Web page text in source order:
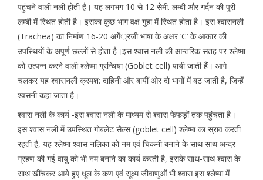
पहुंचने वाली नली होती है। यह लगभग 10 से 12 सेमी. लम्बी और गर्दन की पूरी
लम्बी में स्थित होती है। इसका कुछ भाग वक्ष गुहा में स्थित होता है। इस श्वासनली
(Trachea) का निर्माण 16-20 अगें्रजी भाषा के अक्षर ‘C’ के आकार की
उपस्थियों के अपूर्ण छल्लों से होता है।इस श्वास नली की आन्तरिक सतह पर श्लेष्मा
को उत्पन्न करने वाली श्लेष्मा ग्रन्थिया (Goblet cell) पायी जाती हैं। आगे
चलकर यह श्वासनली क्रमश: दाहिनी और बायीं ओर दो भागों में बट जाती है, जिन्हें
श्वसनी कहा जाता है।
श्वास नली के कार्य -इस श्वास नली के माध्यम से श्वास फेफड़ों तक पहुंचता है।
इस श्वास नली में उपस्थित गोबलेट सैल्स (goblet cell) श्लेष्मा का स्राव करती
रहती है, यह श्लेष्मा श्वास नलिका को नम एवं चिकनी बनाने के साथ साथ अन्दर
ग्रहण की गई वायु को भी नम बनाने का कार्य करती है, इसके साथ-साथ श्वास के
साथ खींचकर आये हुए धूल के कण एवं सूक्ष्म जीवाणुओं भी श्वास इस श्लेष्मा में